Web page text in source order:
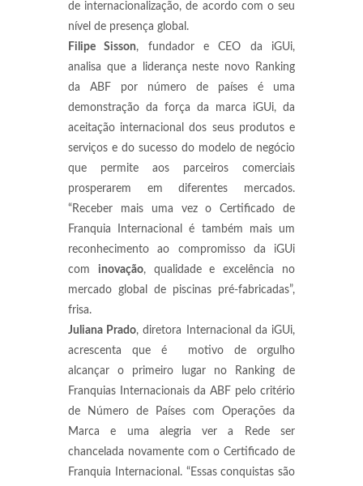
de internacionalização, de acordo com o seu
nível de presença global.
Filipe Sisson, fundador e CEO da iGUi,
analisa que a liderança neste novo Ranking
da ABF por número de países é uma
demonstração da força da marca iGUi, da
aceitação internacional dos seus produtos e
serviços e do sucesso do modelo de negócio
que permite aos parceiros comerciais
prosperarem em diferentes mercados.
“Receber mais uma vez o Certificado de
Franquia Internacional é também mais um
reconhecimento ao compromisso da iGUi
com inovação, qualidade e excelência no
mercado global de piscinas pré-fabricadas”,
frisa.
Juliana Prado, diretora Internacional da iGUi,
acrescenta que é motivo de orgulho
alcançar o primeiro lugar no Ranking de
Franquias Internacionais da ABF pelo critério
de Número de Países com Operações da
Marca e uma alegria ver a Rede ser
chancelada novamente com o Certificado de
Franquia Internacional. “Essas conquistas são